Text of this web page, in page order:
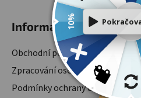
Informace
Obchodní podmínky
Zpracování osobních údajů
Podmínky ochrany osobních údajů